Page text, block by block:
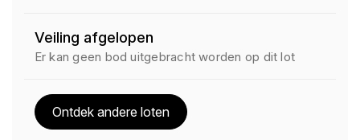
Veiling afgelopen
Er kan geen bod uitgebracht worden op dit lot
Ontdek andere loten